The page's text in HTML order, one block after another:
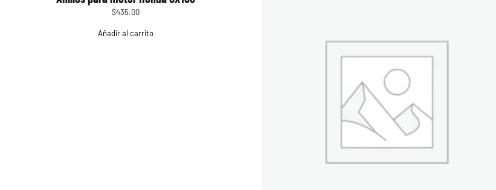
$435.00
Añadir al carrito